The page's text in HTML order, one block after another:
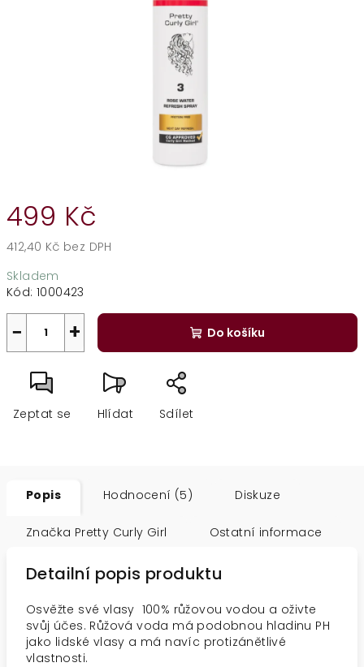
499 Kč
412,40 Kč bez DPH
cena:
Skladem
Kód: 1000423
+
− Do košíku
Zeptat se Hlídat Sdílet
Popis Hodnocení (5) Diskuze
Značka Pretty Curly Girl Ostatní informace
Detailní popis produktu
Osvěžte své vlasy 100% růžovou vodou a oživte
svůj účes. Růžová voda má podobnou hladinu PH
jako lidské vlasy a má navíc protizánětlivé
vlastnosti.